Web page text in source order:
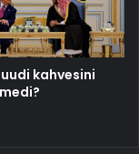
kahvesini